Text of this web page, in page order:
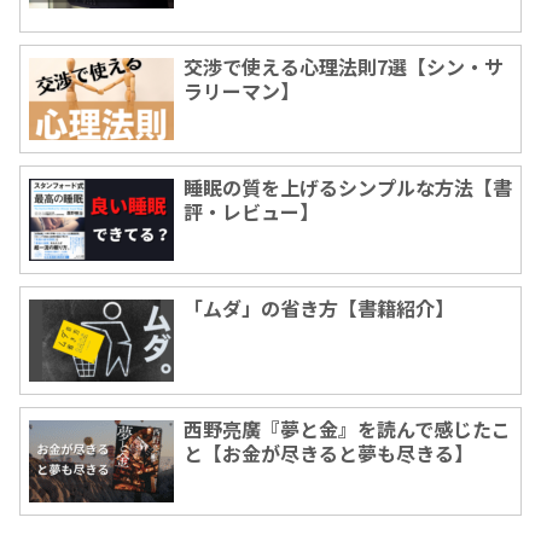
交渉で使える心理法則7選【シン・サ
ラリーマン】
睡眠の質を上げるシンプルな方法【書
評・レビュー】
「ムダ」の省き方【書籍紹介】
西野亮廣『夢と金』を読んで感じたこ
と【お金が尽きると夢も尽きる】